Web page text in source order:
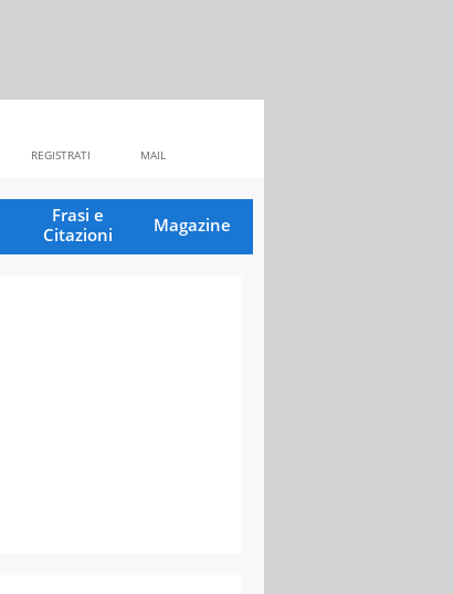
MAIL
REGISTRATI
Frasi e
Citazioni
Magazine